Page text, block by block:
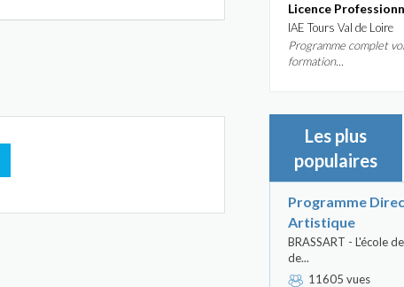
IAE Tours Val de Loire
Programme complet
formation...
Les plus
populaires
Programme
Artistique
BRASSART - L'école
de...
11605 vues